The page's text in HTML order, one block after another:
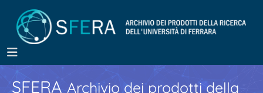
SFERA Archivio dei prodotti della